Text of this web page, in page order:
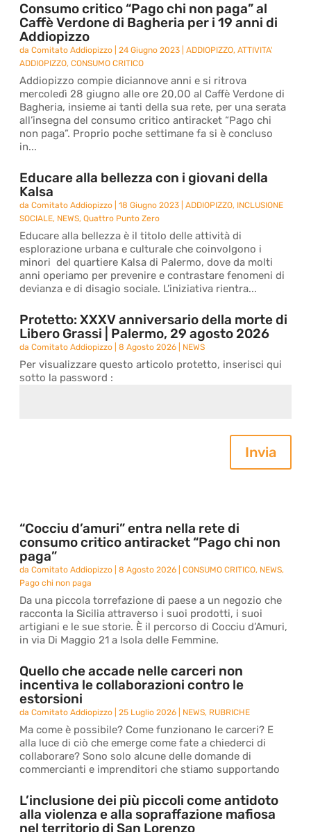
Consumo critico “Pago chi non paga” al
Caffè Verdone di Bagheria per i 19 anni di
Addiopizzo
daComitato Addiopizzo |24 Giugno 2023 |ADDIOPIZZO,ATTIVITA'
ADDIOPIZZO,CONSUMO CRITICO
Addiopizzo compie diciannove anni e si ritrova
mercoledì 28 giugno alle ore 20,00 al Caffè Verdone di
Bagheria, insieme ai tanti della sua rete, per una serata
all’insegna del consumo critico antiracket “Pago chi
non paga”. Proprio poche settimane fa si è concluso
in...
Educare alla bellezza con i giovani della
Kalsa
daComitato Addiopizzo |18 Giugno 2023 |ADDIOPIZZO, INCLUSIONE
SOCIALE, NEWS,Quattro Punto Zero
Educare alla bellezza è il titolo delle attività di
esplorazione urbana e culturale che coinvolgono i
minori del quartiere Kalsa di Palermo, dove da molti
anni operiamo per prevenire e contrastare fenomeni di
devianza e di disagio sociale. L’iniziativa rientra...
Protetto: XXXV anniversario della morte di
Libero Grassi | Palermo, 29 agosto 2026
daComitato Addiopizzo |8 Agosto 2026 NEWS
Per visualizzare questo articolo protetto, inserisci qui
sotto la password :
Invia
“Cocciu d’amuri” entra nella rete di
consumo critico antiracket “Pago chi non
paga”
daComitato Addiopizzo |8 Agosto 2026 |CONSUMO CRITICO, NEWS,
Pago chi non paga
Da una piccola torrefazione di paese a un negozio che
racconta la Sicilia attraverso i suoi prodotti, i suoi
artigiani e le sue storie. È il percorso di Cocciu d’Amuri,
in via Di Maggio 21 a Isola delle Femmine.
Quello che accade nelle carceri non
incentiva le collaborazioni contro le
estorsioni
daComitato Addiopizzo |25 Luglio 2026 NEWS, RUBRICHE
Ma come è possibile? Come funzionano le carceri? E
alla luce di ciò che emerge come fate a chiederci di
collaborare? Sono solo alcune delle domande di
commercianti e imprenditori che stiamo supportando
L’inclusione dei più piccoli come antidoto
alla violenza e alla sopraffazione mafiosa
nel territorio di San Lorenzo